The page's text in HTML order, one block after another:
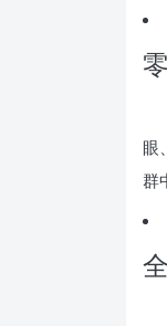
眼
群